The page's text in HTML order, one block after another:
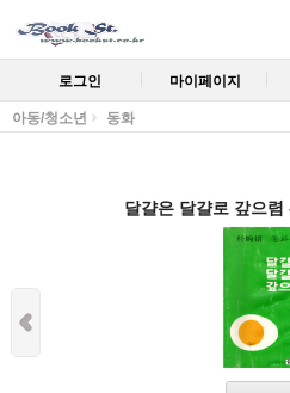
로그인 마이페이지
아동/청소년 동화
달걀은 달걀로 갚으